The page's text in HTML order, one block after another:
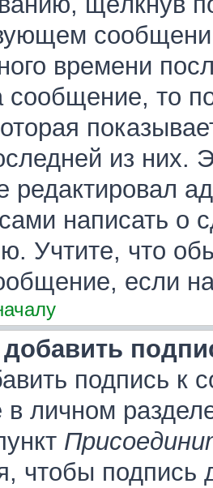
времени
сообщение, то
из них.
редактировал
написать о
Учтите, что
если
добавить
подпись к
в личном
чтобы подпись